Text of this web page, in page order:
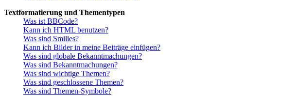
Textformatierung und Thementypen
Was ist BBCode?
Kann ich HTML benutzen?
Was sind Smilies?
Kann ich Bilder in meine Beiträge einfügen?
Was sind globale Bekanntmachungen?
Was sind Bekanntmachungen?
Was sind wichtige Themen?
Was sind geschlossene Themen?
Was sind Themen-Symbole?